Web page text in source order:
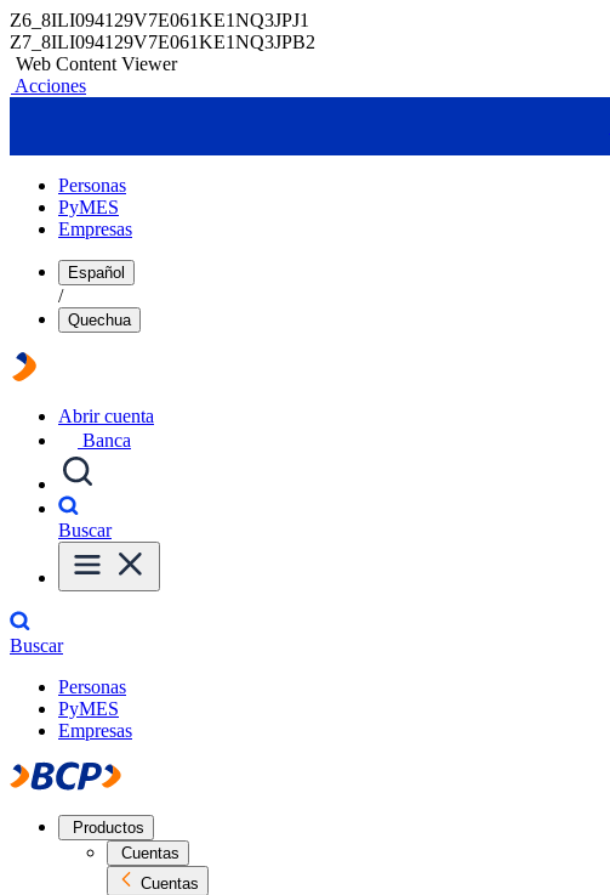
Z6_8ILI094129V7E061KE1NQ3JPJ1
Z7_8ILI094129V7E061KE1NQ3JPB2
Web Content Viewer
Acciones
Personas
PyMES
Empresas
Español
/
Quechua
Abrir cuenta
Banca
Buscar
Buscar
Personas
PyMES
Empresas
Productos
Cuentas
Cuentas